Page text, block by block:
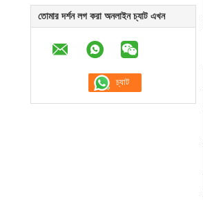
তোমার দর্শন লগ করা অনলাইন চ্যাট এখন